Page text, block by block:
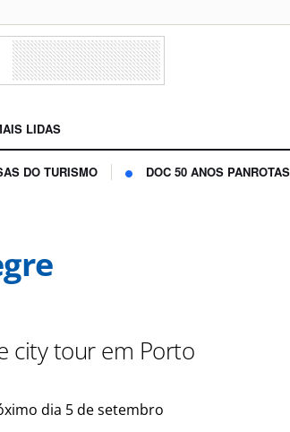
LIDAS
DO TURISMO DOC 50 ANOS PANROTAS
city tour em Porto
dia 5 de setembro